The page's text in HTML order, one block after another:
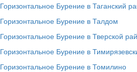
Горизонтальное Бурение в Таганский
Горизонтальное Бурение в Талдом
Горизонтальное Бурение в Тверской
Горизонтальное Бурение в
Горизонтальное Бурение в Томилино